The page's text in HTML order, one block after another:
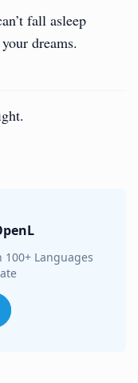
fall asleep
dreams.
Languages